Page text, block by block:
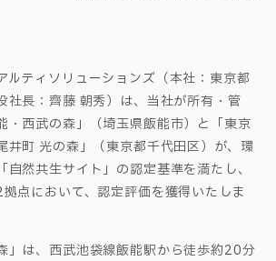
ティソリューションズ（本社：東京都
社長：齊藤 朝秀）は、当社が所有・管
・西武の森」（埼玉県飯能市）と「東京
井町 光の森」（東京都千代田区）が、環
自然共生サイト」の認定基準を満たし、
点において、認定評価を獲得いたしま
」は、西武池袋線飯能駅から徒歩約20分